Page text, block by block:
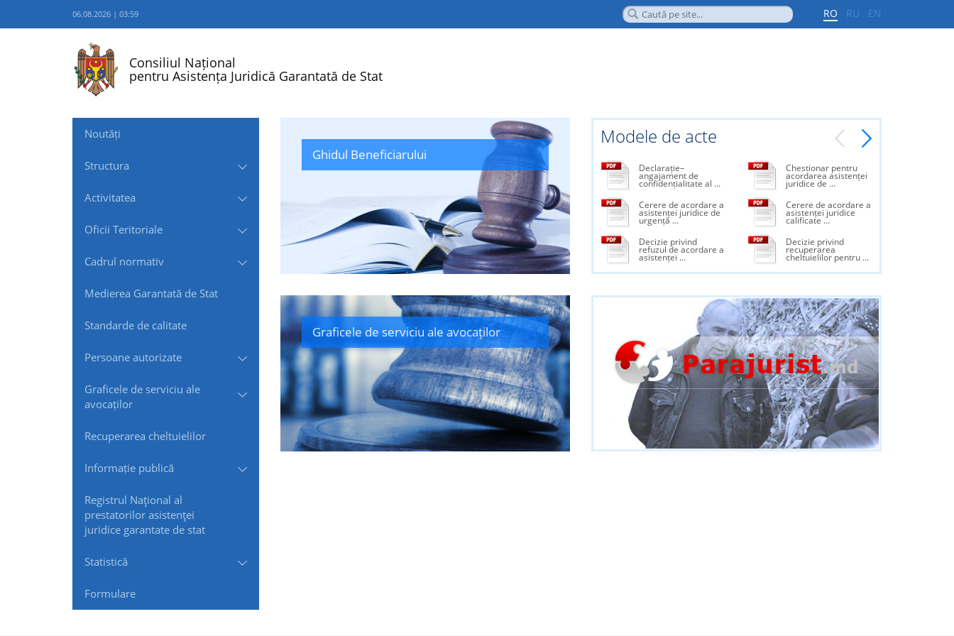
06.08.2026 | 03:59 RO RU EN
Consiliul Național
pentru Asistența Juridică Garantată de Stat
Noutăți
Structura
Activitatea
Oficii Teritoriale
Cadrul normativ
Medierea Garantată de Stat
Standarde de сalitate
Persoane autorizate
Graficele de serviciu ale
avocaților
Recuperarea cheltuielilor
Informație publică
Registrul Naţional al
prestatorilor asistenţei
juridice garantate de stat
Statistică
Formulare
Ghidul Beneficiarului
Modele de acte
Declarație–
angajament de
confidențialitate al ...
Chestionar pentru
acordarea asistenței
juridice de ...
Cerere de acordare a
asistenței juridice de
urgență ...
Cerere de acordare a
asistenței juridice
calificate ...
Decizie privind
refuzul de acordare a
asistenței ...
Decizie privind
recuperarea
cheltuielilor pentru ...
Graficele de serviciu ale avocaților